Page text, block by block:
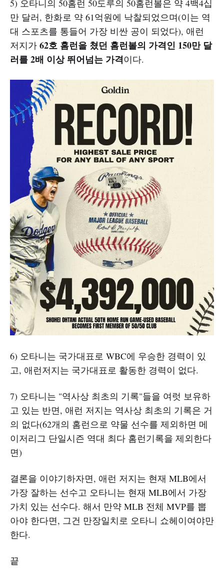
5) 오타니의 50홈런 50도루의 50홈런볼은 약 4백4십
만 달러, 한화로 약 61억원에 낙찰되었으며(이는 역
대 스포츠를 통들어 가장 비싼 공이 되었다), 애런
저지가 62호 홈런을 쳤던 홈런볼의 가격인 150만 달
러를 2배 이상 뛰어넘는 가격이다.
6) 오타니는 국가대표로 WBC에 우승한 경력이 있
고, 애런저지는 국가대표로 활동한 경력이 없다.
7) 오타니는 "역사상 최초의 기록"들을 여럿 보유하
고 있는 반면, 애런 저지는 역사상 최초의 기록은 거
의 없다(62개의 홈런으로 약물 선수를 제외하면 메
이저리그 단일시즌 역대 최다 홈런기록을 제외한다
면)
결론을 이야기하자면, 애런 저지는 현재 MLB에서
가장 잘하는 선수고 오타니는 현재 MLB에서 가장
가치 있는 선수다. 해서 만약 MLB 전체 MVP를 뽑
아야 한다면, 그건 만장일치로 오타니 쇼헤이여야만
한다.
끝